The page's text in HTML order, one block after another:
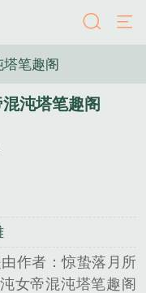
笔趣阁
沌塔笔趣阁
作者：惊蛰落月所
女帝混沌塔笔趣阁